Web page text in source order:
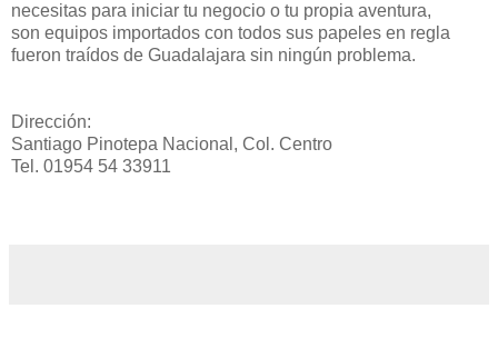
necesitas para iniciar tu negocio o tu propia aventura,
son equipos importados con todos sus papeles en regla
fueron traídos de Guadalajara sin ningún problema.
Dirección:
Santiago Pinotepa Nacional, Col. Centro
Tel. 01954 54 33911